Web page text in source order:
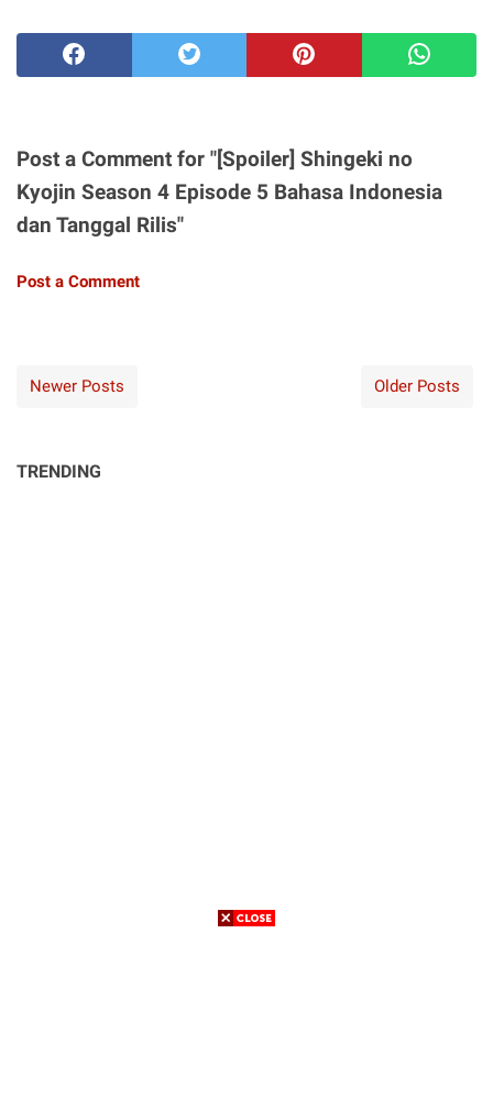
Post a Comment for "[Spoiler] Shingeki no
Kyojin Season 4 Episode 5 Bahasa Indonesia
dan Tanggal Rilis"
Post a Comment
Newer Posts Older Posts
TRENDING